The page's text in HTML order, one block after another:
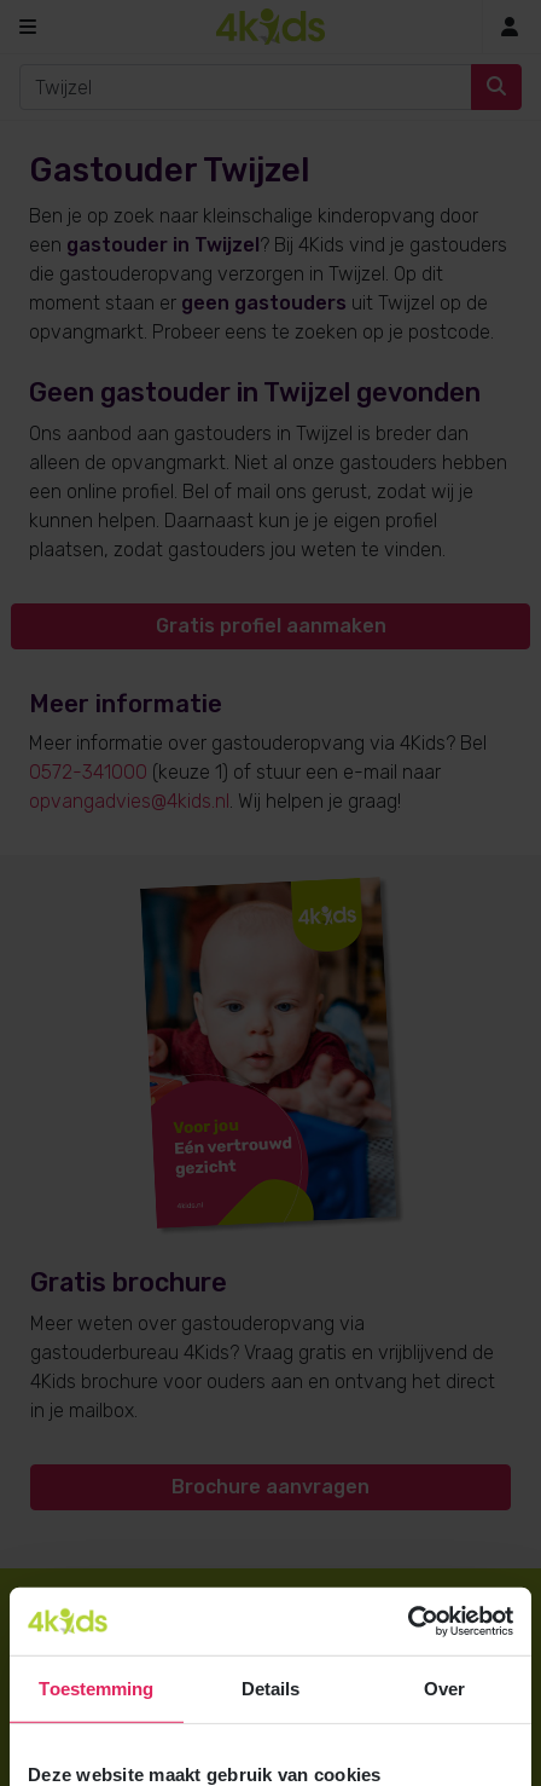
Toestemming Details Over
Deze website maakt gebruik van cookies
Gastouder Twijzel
Ben je op zoek naar kleinschalige kinderopvang door
een gastouder in Twijzel? Bij 4Kids vind je gastouders
die gastouderopvang verzorgen in Twijzel. Op dit
moment staan er geen gastouders uit Twijzel op de
opvangmarkt. Probeer eens te zoeken op je postcode.
Geen gastouder in Twijzel gevonden
Ons aanbod aan gastouders in Twijzel is breder dan
alleen de opvangmarkt. Niet al onze gastouders hebben
een online profiel. Bel of mail ons gerust, zodat wij je
kunnen helpen. Daarnaast kun je je eigen profiel
plaatsen, zodat gastouders jou weten te vinden.
Gratis profiel aanmaken
Meer informatie
Meer informatie over gastouderopvang via 4Kids? Bel
0572-341000 (keuze 1) of stuur een e-mail naar
opvangadvies@4kids.nl. Wij helpen je graag!
Gratis brochure
Meer weten over gastouderopvang via
gastouderbureau 4Kids? Vraag gratis en vrijblijvend de
4Kids brochure voor ouders aan en ontvang het direct
in je mailbox.
Brochure aanvragen
Direct regelen
Aanmelden bij 4Kids
Brochure aanvragen